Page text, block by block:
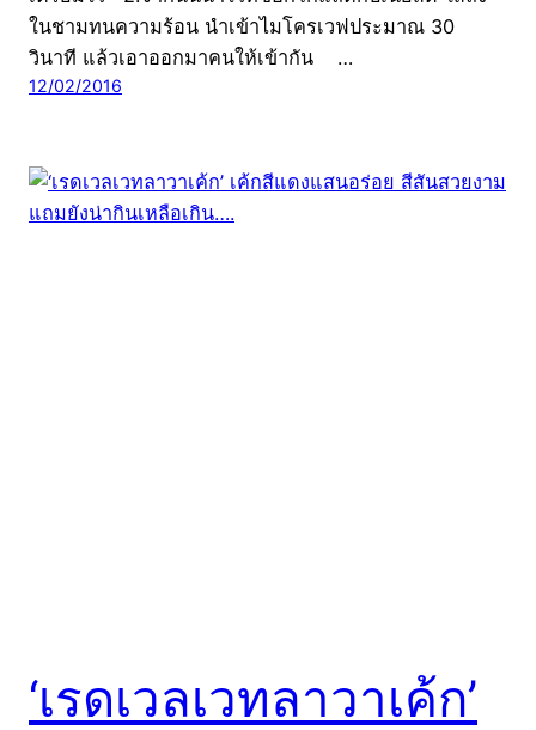
ในชามทนความร้อน นำเข้าไมโครเวฟประมาณ 30
วินาที แล้วเอาออกมาคนให้เข้ากัน …
12/02/2016
‘เรดเวลเวทลาวาเค้ก’